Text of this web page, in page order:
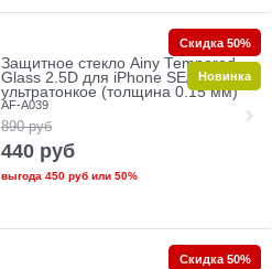
Защитное стекло Ainy Tempered
Glass 2.5D для iPhone SE/5/5c/5s
ультратонкое (толщина 0.15 мм)
AF-A039
890 руб
440 руб
выгода 450 рубили 50%
Скидка 50%
Новинка
Скидка 50%